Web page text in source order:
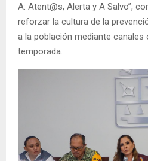
A: Atent@s, Alerta y A Salvo”,
reforzar la cultura de la
a la población mediante
temporada.